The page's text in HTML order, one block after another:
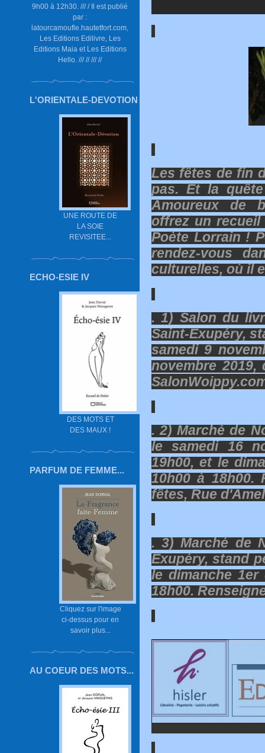
9h00 à 12h30. /// / Il est publié
par :
latourcamoufle.hautetfort.com,
Les Editions Edilivre, Les
Editions Maia et Les Editions
Hello. /// // /// //
L'ORIENTALE-DEVOTION
UNE ROUTE DE
LA SOIE
REVISITEE...
ECHO-ESIE IV
DES MOTS ET
DES MAUX !
PARFUM DE FEMME...
Cliquez sur l'image
ci-dessus pour en
savoir plus...
AU COEUR DES MOTS...
Les fêtes de fin
pas. Et la
Amoureux de
offrez un recueil
Poète Lorrain !
rendez-vous
culturelles, où il
. 1) Salon du
Saint-Exupéry,
samedi 9
novembre 2019,
. 2) Marché de
le samedi 16
19h00, et le
10h00 à 18h00.
fêtes, Rue
. 3) Marché de
Exupéry, stand
le dimanche 1er
18h00.